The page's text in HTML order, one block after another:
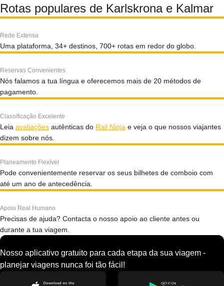
Rotas populares de Karlskrona e Kalmar
Rede Extensa
Uma plataforma, 34+ destinos, 700+ rotas em redor do globo.
Reservas Convenientes
Nós falamos a tua língua e oferecemos mais de 20 métodos de
pagamento.
Classificação Excelente
Leia avaliações autênticas do Rail Ninja e veja o que nossos viajantes
dizem sobre nós.
Planeamento Flexível
Pode convenientemente reservar os seus bilhetes de comboio com
até um ano de antecedência.
Apoio Real Humano
Precisas de ajuda? Contacta o nosso apoio ao cliente antes ou
durante a tua viagem.
Nosso aplicativo gratuito para cada etapa da sua viagem -
planejar viagens nunca foi tão fácil!